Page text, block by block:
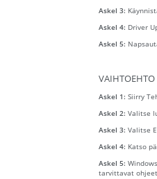
Askel 3:
Askel 4: Driver
Askel 5:
Askel 1: Siirry
Askel 2: Valitse
Askel 3: Valitse
Askel 4: Katso
Askel 5:
tarvittavat